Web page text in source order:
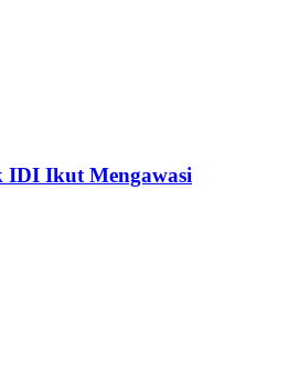
IDI Ikut Mengawasi